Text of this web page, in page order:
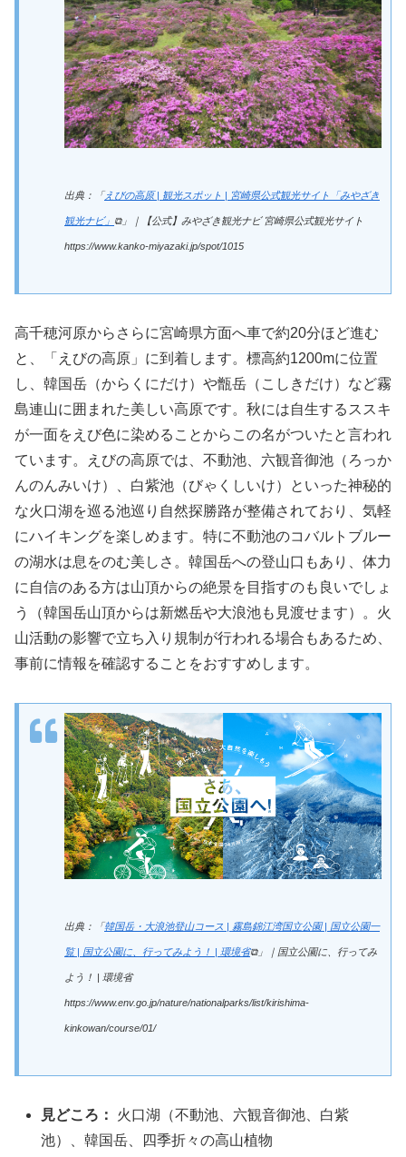
出典：「 えびの高原 | 観光スポット | 宮崎県公式観光サイト「みやざき
観光ナビ」 ⧉」｜【公式】みやざき観光ナビ 宮崎県公式観光サイト
https://www.kanko-miyazaki.jp/spot/1015
高千穂河原からさらに宮崎県方面へ車で約20分ほど進む
と、「えびの高原」に到着します。標高約1200mに位置
し、韓国岳（からくにだけ）や甑岳（こしきだけ）など霧
島連山に囲まれた美しい高原です。秋には自生するススキ
が一面をえび色に染めることからこの名がついたと言われ
ています。えびの高原では、不動池、六観音御池（ろっか
んのんみいけ）、白紫池（びゃくしいけ）といった神秘的
な火口湖を巡る池巡り自然探勝路が整備されており、気軽
にハイキングを楽しめます。特に不動池のコバルトブルー
の湖水は息をのむ美しさ。韓国岳への登山口もあり、体力
に自信のある方は山頂からの絶景を目指すのも良いでしょ
う（韓国岳山頂からは新燃岳や大浪池も見渡せます）。火
山活動の影響で立ち入り規制が行われる場合もあるため、
事前に情報を確認することをおすすめします。
出典：「韓国岳・大浪池登山コース | 霧島錦江湾国立公園 | 国立公園一
覧 | 国立公園に、行ってみよう！ | 環境省⧉」｜国立公園に、行ってみ
よう！ | 環境省
https://www.env.go.jp/nature/nationalparks/list/kirishima-
kinkowan/course/01/
見どころ：
火口湖（不動池、六観音御池、白紫
池）、韓国岳、四季折々の高山植物